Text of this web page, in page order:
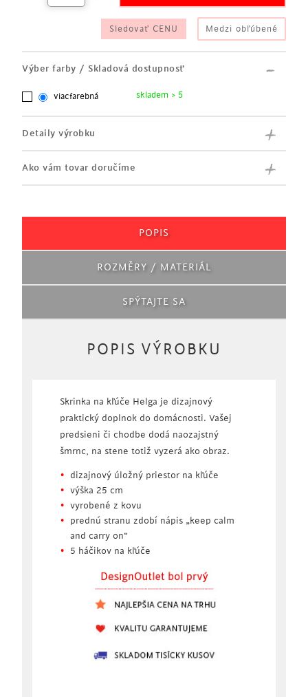
Sledovať CENU Medzi obľúbené
Výber farby / Skladová dostupnosť
viacfarebná skladem > 5
Detaily výrobku
Ako vám tovar doručíme
POPIS
ROZMĚRY / MATERIÁL
SPÝTAJTE SA
POPIS VÝROBKU
Skrinka na kľúče Helga je dizajnový
praktický doplnok do domácnosti. Vašej
predsieni či chodbe dodá naozajstný
šmrnc, na stene totiž vyzerá ako obraz.
dizajnový úložný priestor na kľúče
výška 25 cm
vyrobené z kovu
prednú stranu zdobí nápis „keep calm
and carry on“
5 háčikov na kľúče